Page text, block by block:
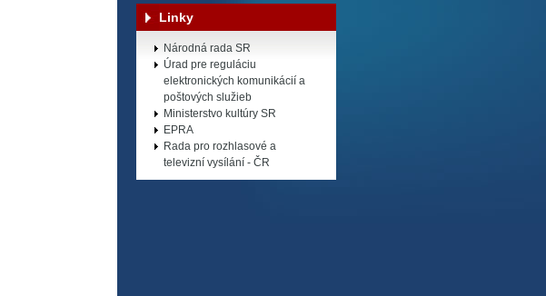
Linky
Národná rada SR
Úrad pre reguláciu
elektronických komunikácií a
poštových služieb
Ministerstvo kultúry SR
EPRA
Rada pro rozhlasové a
televizní vysílání - ČR